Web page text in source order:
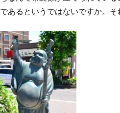
あるというではないですか。そ